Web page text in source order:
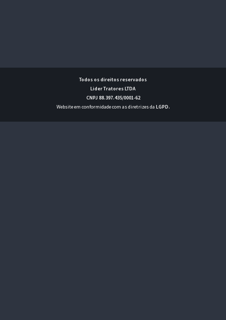
Todos os direitos reservados
Lider Tratores LTDA
CNPJ 88.397.435/0001-62
Website em conformidade com as diretrizes da LGPD.